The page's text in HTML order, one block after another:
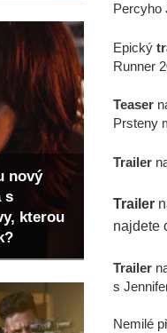
nový
s
kterou
Percyho
Epický
Runner
Teaser
Prsteny
Trailer
Trailer
najdete
Trailer
s
Nemilé